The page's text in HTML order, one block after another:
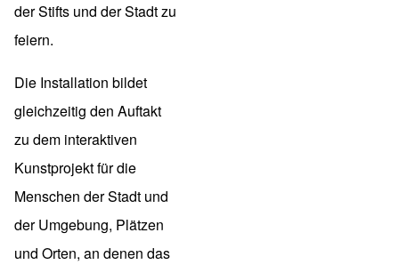
der Stifts und der Stadt zu
feiern.
Die Installation bildet
gleichzeitig den Auftakt
zu dem interaktiven
Kunstprojekt für die
Menschen der Stadt und
der Umgebung, Plätzen
und Orten, an denen das